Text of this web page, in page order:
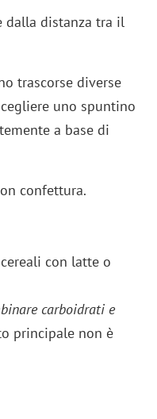
dalla distanza tra il
trascorse diverse
uno spuntino
a base di
confettura.
con latte o
carboidrati e
principale non è